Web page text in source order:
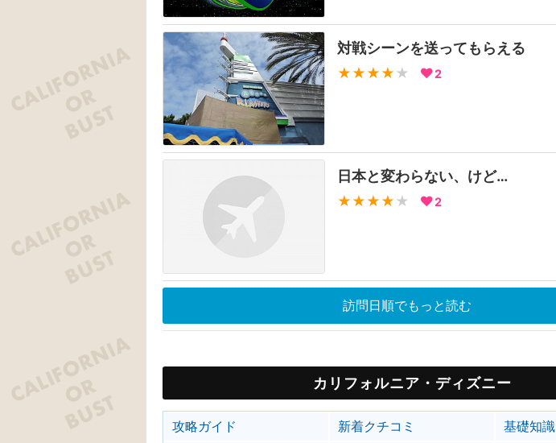
対戦シーンを送ってもらえる
★★★★ ★ 2
日本と変わらない、けど…
★★★★ ★ 2
訪問日順でもっと読む
カリフォルニア・ディズニー
攻略ガイド 新着クチコミ
基礎知識